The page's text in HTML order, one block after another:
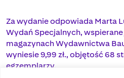
Za wydanie odpowiada Marta
Wydań Specjalnych,
magazynach Wydawnictwa
wyniesie 9,99 zł., objętość 68
egzemplarzy.